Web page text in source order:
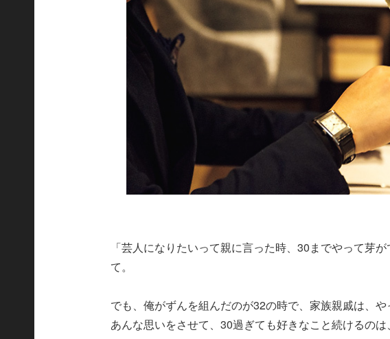
「芸人になりたいって親に言った時、30までやって芽
て。
でも、俺がずんを組んだのが32の時で、家族親戚は、や
あんな思いをさせて、30過ぎても好きなこと続けるのは